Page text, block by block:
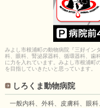
みよし市根浦町の動物病院『三好イン
科、眼科、腎泌尿器科、循環器科、歯
に力を入れています。みよし市根浦町
を目指していきたいと思っています。
しろくま動物病院
一般内科、外科、皮膚科、眼科